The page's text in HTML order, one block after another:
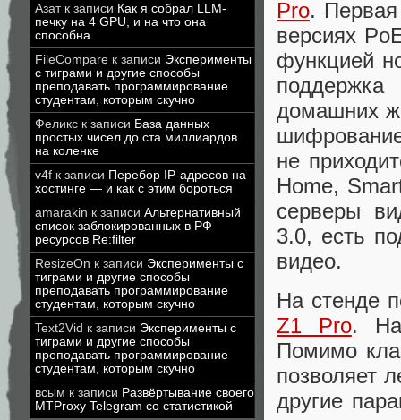
Азатк записи Как я собрал LLM-
печку на 4 GPU, и на что она
способна
FileCompare к записи Эксперименты
с тиграми и другие способы
преподавать программирование
студентам, которым скучно
Феликс к записи База данных
простых чисел до ста миллиардов
на коленке
v4f к записи Перебор IP-адресов на
хостинге — и как с этим бороться
amarakin к записи Альтернативный
список заблокированных в РФ
ресурсов Re:filter
ResizeOn к записи Эксперименты с
тиграми и другие способы
преподавать программирование
студентам, которым скучно
Text2Vid к записи Эксперименты с
тиграми и другие способы
преподавать программирование
студентам, которым скучно
всым к записи Развёртывание своего
MTProxy Telegram со статистикой
Pro.
версиях
функцией
домашних
не
Home,
серверы
3.0, есть
видео.
На стенде
Z1 Pro.
Помимо
позволяет
другие